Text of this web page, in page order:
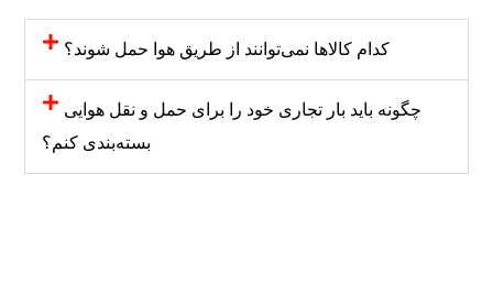
کدام کالاها نمی‌توانند از طریق هوا حمل شوند؟
چگونه باید بار تجاری خود را برای حمل و نقل هوایی
بسته‌بندی کنم؟